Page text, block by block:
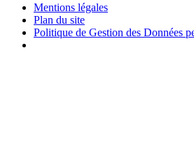
Mentions légales
Plan du site
Politique de Gestion des Données